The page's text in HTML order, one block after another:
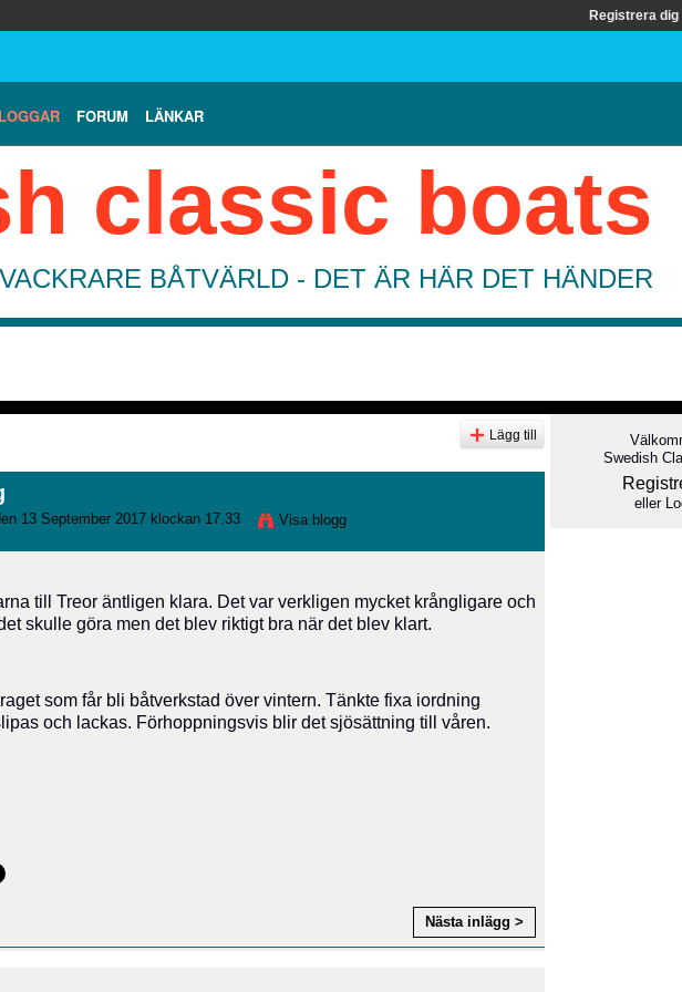
Registrera dig
FORUM LÄNKAR
classic boats
BÅTVÄRLD - DET ÄR HÄR DET HÄNDER
Lägg till
13 September 2017 klockan 17.33 Visa blogg
till Treor äntligen klara. Det var verkligen mycket krångligare och
skulle göra men det blev riktigt bra när det blev klart.
som får bli båtverkstad över vintern. Tänkte fixa iordning
och lackas. Förhoppningsvis blir det sjösättning till våren.
Nästa inlägg >
Swedish
eller